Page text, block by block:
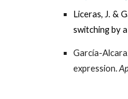
Liceras, J. &
switching by
García-
expression.